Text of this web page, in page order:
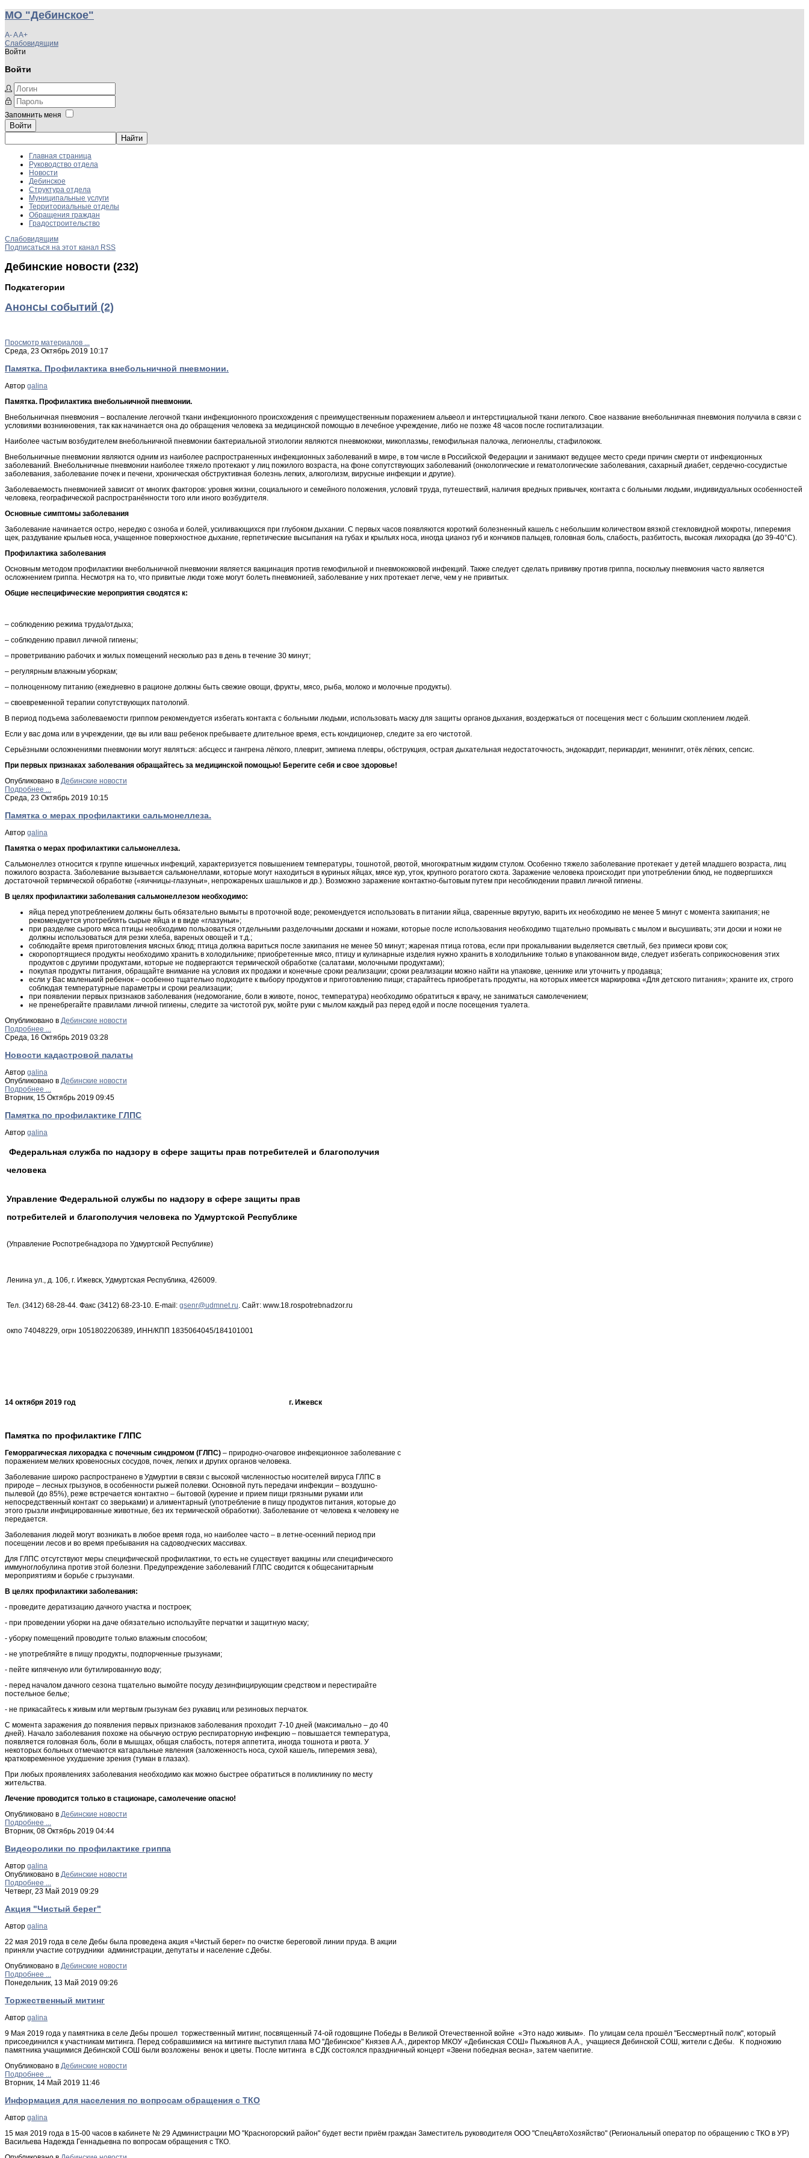
МО "Дебинское"
A-AA+
Слабовидящим
Войти
Войти
Запомнить меня
Войти
Главная страница
Руководство отдела
Новости
Дебинское
Структура отдела
Муниципальные услуги
Территориальные отделы
Обращения граждан
Градостроительство
Слабовидящим
Подписаться на этот канал RSS
Дебинские новости (232)
Подкатегории
Анонсы событий (2)
Просмотр материалов ...
Среда, 23 Октябрь 2019 10:17
Памятка. Профилактика внебольничной пневмонии.
Автор galina
Памятка. Профилактика внебольничной пневмонии.
Внебольничная пневмония – воспаление легочной ткани инфекционного происхождения с преимущественным поражением альвеол и интерстициальной ткани легкого. Свое название внебольничная пневмония получила в связи с
условиями возникновения, так как начинается она до обращения человека за медицинской помощью в лечебное учреждение, либо не позже 48 часов после госпитализации.
Наиболее частым возбудителем внебольничной пневмонии бактериальной этиологии являются пневмококки, микоплазмы, гемофильная палочка, легионеллы, стафилококк.
Внебольничные пневмонии являются одним из наиболее распространенных инфекционных заболеваний в мире, в том числе в Российской Федерации и занимают ведущее место среди причин смерти от инфекционных
заболеваний. Внебольничные пневмонии наиболее тяжело протекают у лиц пожилого возраста, на фоне сопутствующих заболеваний (онкологические и гематологические заболевания, сахарный диабет, сердечно-сосудистые
заболевания, заболевание почек и печени, хроническая обструктивная болезнь легких, алкоголизм, вирусные инфекции и другие).
Заболеваемость пневмонией зависит от многих факторов: уровня жизни, социального и семейного положения, условий труда, путешествий, наличия вредных привычек, контакта с больными людьми, индивидуальных особенностей
человека, географической распространённости того или иного возбудителя.
Основные симптомы заболевания
Заболевание начинается остро, нередко с озноба и болей, усиливающихся при глубоком дыхании. С первых часов появляются короткий болезненный кашель с небольшим количеством вязкой стекловидной мокроты, гиперемия
щек, раздувание крыльев носа, учащенное поверхностное дыхание, герпетические высыпания на губах и крыльях носа, иногда цианоз губ и кончиков пальцев, головная боль, слабость, разбитость, высокая лихорадка (до 39-40°С).
Профилактика заболевания
Основным методом профилактики внебольничной пневмонии является вакцинация против гемофильной и пневмококковой инфекций. Также следует сделать прививку против гриппа, поскольку пневмония часто является
осложнением гриппа. Несмотря на то, что привитые люди тоже могут болеть пневмонией, заболевание у них протекает легче, чем у не привитых.
Общие неспецифические мероприятия сводятся к:
– соблюдению режима труда/отдыха;
– соблюдению правил личной гигиены;
– проветриванию рабочих и жилых помещений несколько раз в день в течение 30 минут;
– регулярным влажным уборкам;
– полноценному питанию (ежедневно в рационе должны быть свежие овощи, фрукты, мясо, рыба, молоко и молочные продукты).
– своевременной терапии сопутствующих патологий.
В период подъема заболеваемости гриппом рекомендуется избегать контакта с больными людьми, использовать маску для защиты органов дыхания, воздержаться от посещения мест с большим скоплением людей.
Если у вас дома или в учреждении, где вы или ваш ребенок пребываете длительное время, есть кондиционер, следите за его чистотой.
Серьёзными осложнениями пневмонии могут являться: абсцесс и гангрена лёгкого, плеврит, эмпиема плевры, обструкция, острая дыхательная недостаточность, эндокардит, перикардит, менингит, отёк лёгких, сепсис.
При первых признаках заболевания обращайтесь за медицинской помощью! Берегите себя и свое здоровье!
Опубликовано в Дебинские новости
Подробнее ...
Среда, 23 Октябрь 2019 10:15
Памятка о мерах профилактики сальмонеллеза.
Автор galina
Памятка о мерах профилактики сальмонеллеза.
Сальмонеллез относится к группе кишечных инфекций, характеризуется повышением температуры, тошнотой, рвотой, многократным жидким стулом. Особенно тяжело заболевание протекает у детей младшего возраста, лиц
пожилого возраста. Заболевание вызывается сальмонеллами, которые могут находиться в куриных яйцах, мясе кур, уток, крупного рогатого скота. Заражение человека происходит при употреблении блюд, не подвергшихся
достаточной термической обработке («яичницы-глазуньи», непрожареных шашлыков и др.). Возможно заражение контактно-бытовым путем при несоблюдении правил личной гигиены.
В целях профилактики заболевания сальмонеллезом необходимо:
яйца перед употреблением должны быть обязательно вымыты в проточной воде; рекомендуется использовать в питании яйца, сваренные вкрутую, варить их необходимо не менее 5 минут с момента закипания; не
рекомендуется употреблять сырые яйца и в виде «глазуньи»;
при разделке сырого мяса птицы необходимо пользоваться отдельными разделочными досками и ножами, которые после использования необходимо тщательно промывать с мылом и высушивать; эти доски и ножи не
должны использоваться для резки хлеба, вареных овощей и т.д.;
соблюдайте время приготовления мясных блюд; птица должна вариться после закипания не менее 50 минут; жареная птица готова, если при прокалывании выделяется светлый, без примеси крови сок;
скоропортящиеся продукты необходимо хранить в холодильнике; приобретенные мясо, птицу и кулинарные изделия нужно хранить в холодильнике только в упакованном виде, следует избегать соприкосновения этих
продуктов с другими продуктами, которые не подвергаются термической обработке (салатами, молочными продуктами);
покупая продукты питания, обращайте внимание на условия их продажи и конечные сроки реализации; сроки реализации можно найти на упаковке, ценнике или уточнить у продавца;
если у Вас маленький ребенок – особенно тщательно подходите к выбору продуктов и приготовлению пищи; старайтесь приобретать продукты, на которых имеется маркировка «Для детского питания»; храните их, строго
соблюдая температурные параметры и сроки реализации;
при появлении первых признаков заболевания (недомогание, боли в животе, понос, температура) необходимо обратиться к врачу, не заниматься самолечением;
не пренебрегайте правилами личной гигиены, следите за чистотой рук, мойте руки с мылом каждый раз перед едой и после посещения туалета.
Опубликовано в Дебинские новости
Подробнее ...
Среда, 16 Октябрь 2019 03:28
Новости кадастровой палаты
Автор galina
Опубликовано в Дебинские новости
Подробнее ...
Вторник, 15 Октябрь 2019 09:45
Памятка по профилактике ГЛПС
Автор galina
Федеральная служба по надзору в сфере защиты прав потребителей и благополучия
человека
Управление Федеральной службы по надзору в сфере защиты прав
потребителей и благополучия человека по Удмуртской Республике
(Управление Роспотребнадзора по Удмуртской Республике)
Ленина ул., д. 106, г. Ижевск, Удмуртская Республика, 426009.
Тел. (3412) 68-28-44. Факс (3412) 68-23-10. E-mail: . Сайт: www.18.rospotrebnadzor.ru
окпо 74048229, огрн 1051802206389, ИНН/КПП 1835064045/184101001
14 октября 2019 год г. Ижевск
Памятка по профилактике ГЛПС
Геморрагическая лихорадка с почечным синдромом (ГЛПС) – природно-очаговое инфекционное заболевание с
поражением мелких кровеносных сосудов, почек, легких и других органов человека.
Заболевание широко распространено в Удмуртии в связи с высокой численностью носителей вируса ГЛПС в
природе – лесных грызунов, в особенности рыжей полевки. Основной путь передачи инфекции – воздушно-
пылевой (до 85%), реже встречается контактно – бытовой (курение и прием пищи грязными руками или
непосредственный контакт со зверьками) и алиментарный (употребление в пищу продуктов питания, которые до
этого грызли инфицированные животные, без их термической обработки). Заболевание от человека к человеку не
передается.
Заболевания людей могут возникать в любое время года, но наиболее часто – в летне-осенний период при
посещении лесов и во время пребывания на садоводческих массивах.
Для ГЛПС отсутствуют меры специфической профилактики, то есть не существует вакцины или специфического
иммуноглобулина против этой болезни. Предупреждение заболеваний ГЛПС сводится к общесанитарным
мероприятиям и борьбе с грызунами.
В целях профилактики заболевания:
- проведите дератизацию дачного участка и построек;
- при проведении уборки на даче обязательно используйте перчатки и защитную маску;
- уборку помещений проводите только влажным способом;
- не употребляйте в пищу продукты, подпорченные грызунами;
- пейте кипяченую или бутилированную воду;
- перед началом дачного сезона тщательно вымойте посуду дезинфицирующим средством и перестирайте
постельное белье;
- не прикасайтесь к живым или мертвым грызунам без рукавиц или резиновых перчаток.
С момента заражения до появления первых признаков заболевания проходит 7-10 дней (максимально – до 40
дней). Начало заболевания похоже на обычную острую респираторную инфекцию – повышается температура,
появляется головная боль, боли в мышцах, общая слабость, потеря аппетита, иногда тошнота и рвота. У
некоторых больных отмечаются катаральные явления (заложенность носа, сухой кашель, гиперемия зева),
кратковременное ухудшение зрения (туман в глазах).
При любых проявлениях заболевания необходимо как можно быстрее обратиться в поликлинику по месту
жительства.
Лечение проводится только в стационаре, самолечение опасно!
Опубликовано в Дебинские новости
Подробнее ...
Вторник, 08 Октябрь 2019 04:44
Видеоролики по профилактике гриппа
Автор galina
Опубликовано в Дебинские новости
Подробнее ...
Четверг, 23 Май 2019 09:29
Акция "Чистый берег"
Автор galina
22 мая 2019 года в селе Дебы была проведена акция «Чистый берег» по очистке береговой линии пруда. В акции
приняли участие сотрудники администрации, депутаты и население с.Дебы.
Опубликовано в Дебинские новости
Подробнее ...
Понедельник, 13 Май 2019 09:26
Торжественный митинг
Автор galina
9 Мая 2019 года у памятника в селе Дебы прошел торжественный митинг, посвященный 74-ой годовщине Победы в Великой Отечественной войне «Это надо живым». По улицам села прошёл "Бессмертный полк", который
присоединился к участникам митинга. Перед собравшимися на митинге выступил глава МО "Дебинское" Князев А.А., директор МКОУ «Дебинская СОШ» Пыжьянов А.А., учащиеся Дебинской СОШ, жители с.Дебы. К подножию
памятника учащимися Дебинской СОШ были возложены венок и цветы. После митинга в СДК состоялся праздничный концерт «Звени победная весна», затем чаепитие.
Опубликовано в Дебинские новости
Подробнее ...
Вторник, 14 Май 2019 11:46
Информация для населения по вопросам обращения с ТКО
Автор galina
15 мая 2019 года в 15-00 часов в кабинете № 29 Администрации МО "Красногорский район" будет вести приём граждан Заместитель руководителя ООО "СпецАвтоХозяйство" (Региональный оператор по обращению с ТКО в УР)
Васильева Надежда Геннадьевна по вопросам обращения с ТКО.